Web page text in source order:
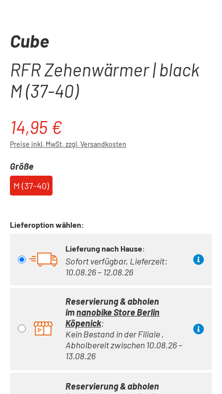
Cube
RFR Zehenwärmer | black
M (37-40)
Regulärer Preis:
14,95 €
Preise inkl. MwSt. zzgl. Versandkosten
Größeauswählen
M (37-40)
Lieferoption wählen:
Lieferung nach Hause:
Sofort verfügbar, Lieferzeit:
10.08.26 – 12.08.26
Reservierung & abholen
imnanobike Store Berlin
Köpenick:
Kein Bestand in der Filiale ,
Abholbereit zwischen 10.08.26 –
13.08.26
Reservierung & abholen